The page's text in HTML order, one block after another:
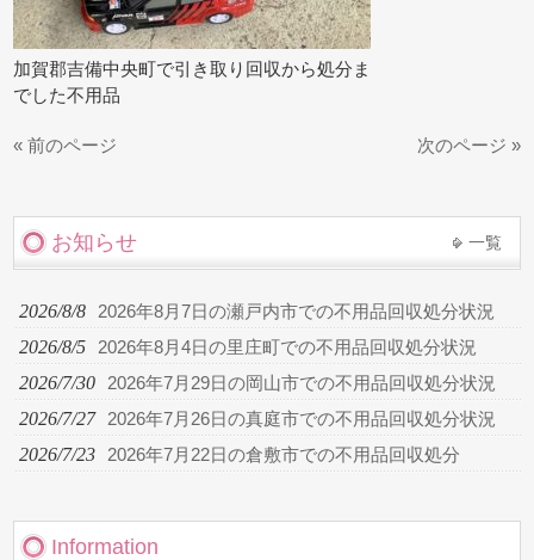
加賀郡吉備中央町で引き取り回収から処分ま
でした不用品
« 前のページ 次のページ »
お知らせ 一覧
2026/8/8 2026年8月7日の瀬戸内市での不用品回収処分状況
2026/8/5 2026年8月4日の里庄町での不用品回収処分状況
2026/7/30 2026年7月29日の岡山市での不用品回収処分状況
2026/7/27 2026年7月26日の真庭市での不用品回収処分状況
2026/7/23 2026年7月22日の倉敷市での不用品回収処分
Information